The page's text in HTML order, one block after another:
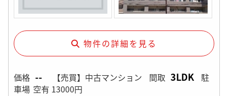
物件の詳細を見る
価格 -- 【売買】中古マンション 間取 3LDK
駐
車場 空有 13000円